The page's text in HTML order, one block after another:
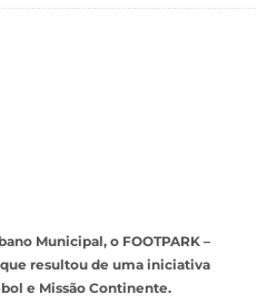
Municipal, o FOOTPARK –
resultou de uma iniciativa
e Missão Continente.